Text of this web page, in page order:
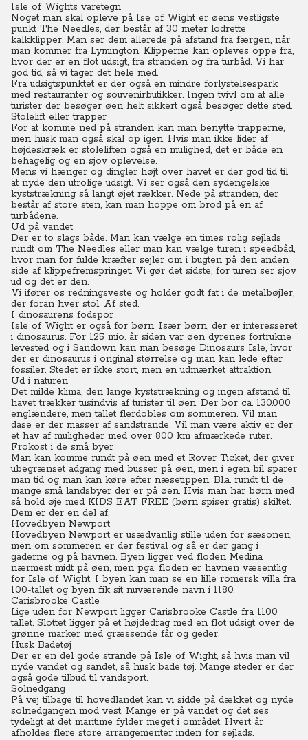
Isle of Wights varetegn
Noget man skal opleve på Ise of Wight er øens vestligste
punkt The Needles, der består af 30 meter lodrette
kalkklipper. Man ser dem allerede på afstand fra færgen, når
man kommer fra Lymington. Klipperne kan opleves oppe fra,
hvor der er en flot udsigt, fra stranden og fra turbåd. Vi har
god tid, så vi tager det hele med.
Fra udsigtspunktet er der også en mindre forlystelsespark
med restauranter og souvenirbutikker. Ingen tvivl om at alle
turister der besøger øen helt sikkert også besøger dette sted.
Stolelift eller trapper
For at komme ned på stranden kan man benytte trapperne,
men husk man også skal op igen. Hvis man ikke lider af
højdeskræk er stoleliften også en mulighed, det er både en
behagelig og en sjov oplevelse.
Mens vi hænger og dingler højt over havet er der god tid til
at nyde den utrolige udsigt. Vi ser også den sydengelske
kyststrækning så langt øjet rækker. Nede på stranden, der
består af store sten, kan man hoppe om brod på en af
turbådene.
Ud på vandet
Der er to slags både. Man kan vælge en times rolig sejlads
rundt om The Needles eller man kan vælge turen i speedbåd,
hvor man for fulde kræfter sejler om i bugten på den anden
side af klippefremspringet. Vi gør det sidste, for turen ser sjov
ud og det er den.
Vi ifører os redningsveste og holder godt fat i de metalbøjler,
der foran hver stol. Af sted.
I dinosaurens fodspor
Isle of Wight er også for børn. Især børn, der er interesseret
i dinosaurus. For 125 mio. år siden var øen dyrenes fortrukne
levested og i Sandown kan man besøge Dinosaurs Isle, hvor
der er dinosaurus i original størrelse og man kan lede efter
fossiler. Stedet er ikke stort, men en udmærket attraktion.
Ud i naturen
Det milde klima, den lange kyststrækning og ingen afstand til
havet trækker tusindvis af turister til øen. Der bor ca. 130.000
englændere, men tallet flerdobles om sommeren. Vil man
dase er der masser af sandstrande. Vil man være aktiv er der
et hav af muligheder med over 800 km afmærkede ruter.
Frokost i de små byer
Man kan komme rundt på øen med et Rover Ticket, der giver
ubegrænset adgang med busser på øen, men i egen bil sparer
man tid og man kan køre efter næsetippen. Bl.a. rundt til de
mange små landsbyer der er på øen. Hvis man har børn med
så hold øje med KIDS EAT FREE (børn spiser gratis) skiltet.
Dem er der en del af.
Hovedbyen Newport
Hovedbyen Newport er usædvanlig stille uden for sæsonen,
men om sommeren er der festival og så er der gang i
gaderne og på havnen. Byen ligger ved floden Medina
nærmest midt på øen, men pga. floden er havnen væsentlig
for Isle of Wight. I byen kan man se en lille romersk villa fra
100-tallet og byen fik sit nuværende navn i 1180.
Carisbrooke Castle
Lige uden for Newport ligger Carisbrooke Castle fra 1100
tallet. Slottet ligger på et højdedrag med en flot udsigt over de
grønne marker med græssende får og geder.
Husk Badetøj
Der er en del gode strande på Isle of Wight, så hvis man vil
nyde vandet og sandet, så husk bade tøj. Mange steder er der
også gode tilbud til vandsport.
Solnedgang
På vej tilbage til hovedlandet kan vi sidde på dækket og nyde
solnedgangen mod vest. Mange er på vandet og det ses
tydeligt at det maritime fylder meget i området. Hvert år
afholdes flere store arrangementer inden for sejlads.